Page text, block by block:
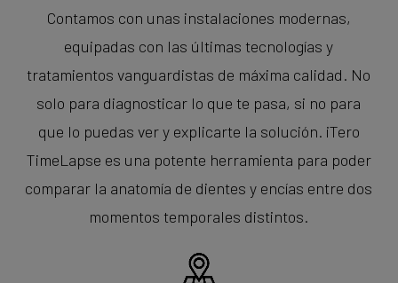
Contamos con unas instalaciones modernas,
equipadas con las últimas tecnologías y
tratamientos vanguardistas de máxima calidad. No
solo para diagnosticar lo que te pasa, si no para
que lo puedas ver y explicarte la solución. iTero
TimeLapse es una potente herramienta para poder
comparar la anatomía de dientes y encías entre dos
momentos temporales distintos.